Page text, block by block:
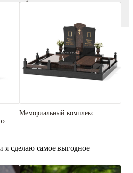
Мемориальный комплекс
я сделаю самое выгодное
и мрамора с лучших